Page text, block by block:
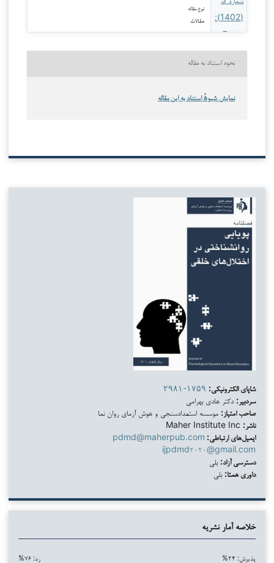
نوع مقاله
مقالات
نحوه استناد به مقاله
نمایش شیوهٔ استناد به این مقاله
شاپای الکترونیکی: ۲۹۸۱-۱۷۵۹
سردبیر: دکتر هادی بهرامی
صاحب امتیاز: موسسه استعدادسنجی و هوش آزمای روان نما
ناشر:
ایمیل‌های ارتباطی: pdmd@maherpub.com
ijpdmd۲۰۲۰@gmail.com
دسترسی آزاد: بلی
داوری همتا: بلی
خلاصه آمار نشریه
پذیرش: ۲۴% رد: ۷۶%